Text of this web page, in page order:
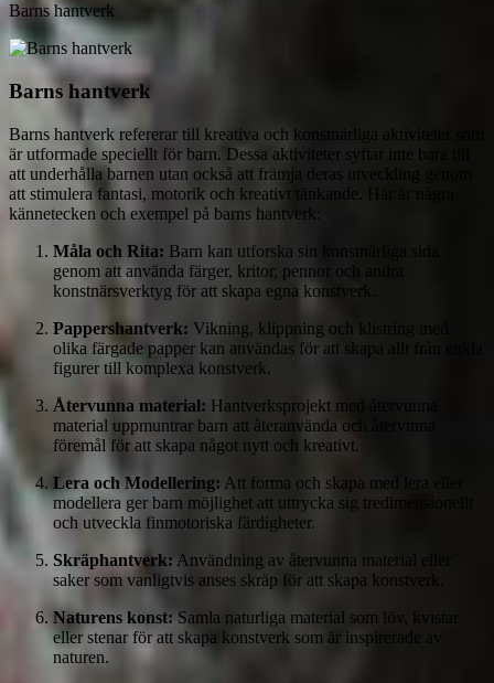
Barns hantverk
Barns hantverk
Barns hantverk refererar till kreativa och konstnärliga aktiviteter som
är utformade speciellt för barn. Dessa aktiviteter syftar inte bara till
att underhålla barnen utan också att främja deras utveckling genom
att stimulera fantasi, motorik och kreativt tänkande. Här är några
kännetecken och exempel på barns hantverk:
Måla och Rita: Barn kan utforska sin konstnärliga sida
genom att använda färger, kritor, pennor och andra
konstnärsverktyg för att skapa egna konstverk.
Pappershantverk: Vikning, klippning och klistring med
olika färgade papper kan användas för att skapa allt från enkla
figurer till komplexa konstverk.
Återvunna material: Hantverksprojekt med återvunna
material uppmuntrar barn att återanvända och återvinna
föremål för att skapa något nytt och kreativt.
Lera och Modellering: Att forma och skapa med lera eller
modellera ger barn möjlighet att uttrycka sig tredimensionellt
och utveckla finmotoriska färdigheter.
Skräphantverk: Användning av återvunna material eller
saker som vanligtvis anses skräp för att skapa konstverk.
Naturens konst:Samla naturliga material som löv, kvistar
eller stenar för att skapa konstverk som är inspirerade av
naturen.